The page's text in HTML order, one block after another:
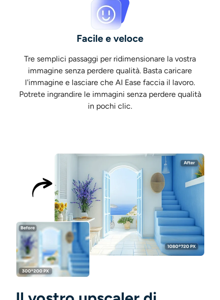
Facile e veloce
Tre semplici passaggi per ridimensionare la vostra
immagine senza perdere qualità. Basta caricare
l'immagine e lasciare che AI Ease faccia il lavoro.
Potrete ingrandire le immagini senza perdere qualità
in pochi clic.